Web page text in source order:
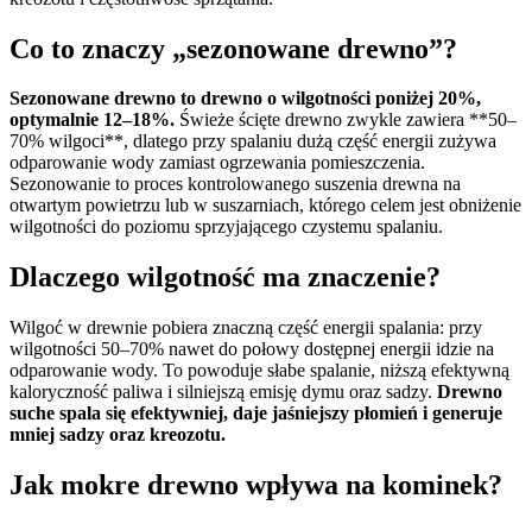
Co to znaczy „sezonowane drewno”?
Sezonowane drewno to drewno o wilgotności poniżej 20%,
optymalnie 12–18%. Świeże ścięte drewno zwykle zawiera **50–
70% wilgoci**, dlatego przy spalaniu dużą część energii zużywa
odparowanie wody zamiast ogrzewania pomieszczenia.
Sezonowanie to proces kontrolowanego suszenia drewna na
otwartym powietrzu lub w suszarniach, którego celem jest obniżenie
wilgotności do poziomu sprzyjającego czystemu spalaniu.
Dlaczego wilgotność ma znaczenie?
Wilgoć w drewnie pobiera znaczną część energii spalania: przy
wilgotności 50–70% nawet do połowy dostępnej energii idzie na
odparowanie wody. To powoduje słabe spalanie, niższą efektywną
kaloryczność paliwa i silniejszą emisję dymu oraz sadzy. Drewno
suche spala się efektywniej, daje jaśniejszy płomień i generuje
mniej sadzy oraz kreozotu.
Jak mokre drewno wpływa na kominek?